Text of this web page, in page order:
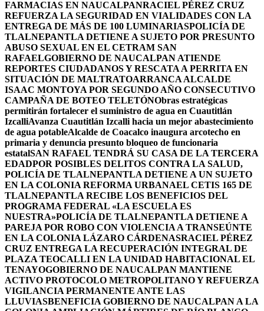
FARMACIAS EN NAUCALPANRACIEL PÉREZ CRUZ
REFUERZA LA SEGURIDAD EN VIALIDADES CON LA
ENTREGA DE MÁS DE 100 LUMINARIASPOLICÍA DE
TLALNEPANTLA DETIENE A SUJETO POR PRESUNTO
ABUSO SEXUAL EN EL CETRAM SAN
RAFAELGOBIERNO DE NAUCALPAN ATIENDE
REPORTES CIUDADANOS Y RESCATA A PERRITA EN
SITUACIÓN DE MALTRATOARRANCA ALCALDE
ISAAC MONTOYA POR SEGUNDO AÑO CONSECUTIVO
CAMPAÑA DE BOTEO TELETÓNObras estratégicas
permitirán fortalecer el suministro de agua en Cuautitlán
IzcalliAvanza Cuautitlán Izcalli hacia un mejor abastecimiento
de agua potableAlcalde de Coacalco inaugura arcotecho en
primaria y denuncia presunto bloqueo de funcionaria
estatalSAN RAFAEL TENDRÁ SU CASA DE LA TERCERA
EDADPOR POSIBLES DELITOS CONTRA LA SALUD,
POLICÍA DE TLALNEPANTLA DETIENE A UN SUJETO
EN LA COLONIA REFORMA URBANAEL CETIS 165 DE
TLALNEPANTLA RECIBE LOS BENEFICIOS DEL
PROGRAMA FEDERAL «LA ESCUELA ES
NUESTRA»POLICÍA DE TLALNEPANTLA DETIENE A
PAREJA POR ROBO CON VIOLENCIA A TRANSEÚNTE
EN LA COLONIA LÁZARO CÁRDENASRACIEL PÉREZ
CRUZ ENTREGA LA RECUPERACIÓN INTEGRAL DE
PLAZA TEOCALLI EN LA UNIDAD HABITACIONAL EL
TENAYOGOBIERNO DE NAUCALPAN MANTIENE
ACTIVO PROTOCOLO METROPOLITANO Y REFUERZA
VIGILANCIA PERMANENTE ANTE LAS
LLUVIASBENEFICIA GOBIERNO DE NAUCALPAN A LA